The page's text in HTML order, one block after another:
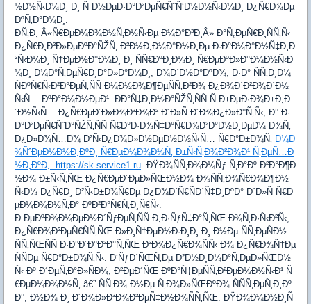
½Ð½Ñ‹Ð¼Ð¸ Ð¸ Ñ Ð½ÐµÐ·Ð°Ð²ÐµÑ€ÑˆÑ‘Ð½Ð½Ñ‹Ð¼Ð¸ Ð¿Ñ€Ð¾Ðµ
ÐºÑ‚Ð°Ð¼Ð¸.
Ð­Ñ‚Ð¸ Â«Ñ€ÐµÐ¼Ð¾Ð½Ñ‚Ð½Ñ‹Ðµ Ð¼Ð°Ð³Ð¸Â» Ð°Ñ„ÐµÑ€Ð¸ÑÑ‚Ñ‹
Ð¿Ñ€Ð¸Ð²Ð»ÐµÐºÐ°ÑŽÑ‚ Ð²Ð½Ð¸Ð¼Ð°Ð½Ð¸Ðµ Ð·Ð°Ð¼Ð°Ð½Ñ‡Ð¸Ð
²Ñ‹Ð¼Ð¸ Ñ†ÐµÐ½Ð°Ð¼Ð¸ Ð¸ ÑÑ€ÐºÐ¸Ð¼Ð¸ Ñ€ÐµÐºÐ»Ð°Ð¼Ð½Ñ‹Ð
¼Ð¸ Ð¼Ð°Ñ‚ÐµÑ€Ð¸Ð°Ð»Ð°Ð¼Ð¸, Ð¾Ð´Ð½Ð°ÐºÐ¾, Ð·Ð° ÑÑ‚Ð¸Ð¼
ÑÐºÑ€Ñ‹Ð²Ð°ÐµÑ‚ÑÑ Ð¼Ð½Ð¾Ð¶ÐµÑÑ‚Ð²Ð¾ Ð¿Ð¾Ð´Ð²Ð¾Ð´Ð½
Ñ‹Ñ… ÐºÐ°Ð¼Ð½ÐµÐ¹. ÐÐ°Ñ‡Ð¸Ð½Ð°ÑŽÑ‚ÑÑ Ñ Ð±ÐµÐ·Ð¾Ð±Ð¸Ð
´Ð½Ñ‹Ñ… Ð¿Ñ€ÐµÐ´Ð»Ð¾Ð³Ð¾Ð² Ð´Ð»Ñ Ð´Ð¾Ð¿Ð»Ð°Ñ‚Ñ‹, Ð° Ð·
Ð°Ð²ÐµÑ€ÑˆÐ°ÑŽÑ‚ÑÑ Ñ€Ð°Ð·Ð¾Ñ‡Ð°Ñ€Ð¾Ð²Ð°Ð½Ð¸ÐµÐ¼ Ð¾Ñ‚
Ð¿Ð»Ð¾Ñ…Ð¾ Ð²Ñ‹Ð¿Ð¾Ð»Ð½ÐµÐ½Ð½Ñ‹Ñ… Ñ€Ð°Ð±Ð¾Ñ‚ Ð¼Ð
¾ÑˆÐµÐ½Ð½Ð¸ÐºÐ¸ Ñ€ÐµÐ¼Ð¾Ð½Ñ‚ Ð±Ñ‹Ñ‚Ð¾Ð²Ð¾Ð¹ Ñ‚ÐµÑ…Ð
½Ð¸ÐºÐ¸ https://sk-service1.ru . ÐŸÐ¾ÑÑ‚Ð¾Ð¼Ñƒ Ñ‚Ð°Ðº Ð²Ð°Ð¶Ð
½Ð¾ Ð±Ñ‹Ñ‚ÑŒ Ð¿Ñ€ÐµÐ´ÐµÐ»ÑŒÐ½Ð¾ Ð¾ÑÑ‚Ð¾Ñ€Ð¾Ð¶Ð½
Ñ‹Ð¼ Ð¿Ñ€Ð¸ Ð²Ñ‹Ð±Ð¾Ñ€Ðµ Ð¿Ð¾Ð´Ñ€ÑÐ´Ñ‡Ð¸ÐºÐ° Ð´Ð»Ñ Ñ€Ð
µÐ¼Ð¾Ð½Ñ‚Ð° ÐºÐ²Ð°Ñ€Ñ‚Ð¸Ñ€Ñ‹.
Ð ÐµÐºÐ¾Ð¼ÐµÐ½Ð´ÑƒÐµÑ‚ÑÑ Ð¸Ð·ÑƒÑ‡Ð°Ñ‚ÑŒ Ð¾Ñ‚Ð·Ñ‹Ð²Ñ‹,
Ð¿Ñ€Ð¾Ð²ÐµÑ€ÑÑ‚ÑŒ Ð»Ð¸Ñ†ÐµÐ½Ð·Ð¸Ð¸ Ð¸ Ð½Ðµ ÑÑ‚ÐµÑÐ½
ÑÑ‚ÑŒÑÑ Ð·Ð°Ð´Ð°Ð²Ð°Ñ‚ÑŒ Ð²Ð¾Ð¿Ñ€Ð¾ÑÑ‹ Ð¾ Ð¿Ñ€Ð¾Ñ†Ðµ
ÑÑÐµ Ñ€Ð°Ð±Ð¾Ñ‚Ñ‹. Ð‘ÑƒÐ´ÑŒÑ‚Ðµ Ð²Ð½Ð¸Ð¼Ð°Ñ‚ÐµÐ»ÑŒÐ½
Ñ‹ Ðº Ð´ÐµÑ‚Ð°Ð»ÑÐ¼, Ð²ÐµÐ´ÑŒ ÐºÐ°Ñ‡ÐµÑÑ‚Ð²ÐµÐ½Ð½Ñ‹Ð¹ Ñ
€ÐµÐ¼Ð¾Ð½Ñ‚ â€” ÑÑ‚Ð¾ Ð½Ðµ Ñ‚Ð¾Ð»ÑŒÐºÐ¾ ÑÑÑ‚ÐµÑ‚Ð¸Ðº
Ð°, Ð½Ð¾ Ð¸ Ð´Ð¾Ð»Ð³Ð¾Ð²ÐµÑ‡Ð½Ð¾ÑÑ‚ÑŒ. ÐŸÐ¾Ð¼Ð½Ð¸Ñ